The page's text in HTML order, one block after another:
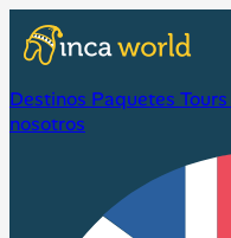
Destinos Paquetes Tours
nosotros